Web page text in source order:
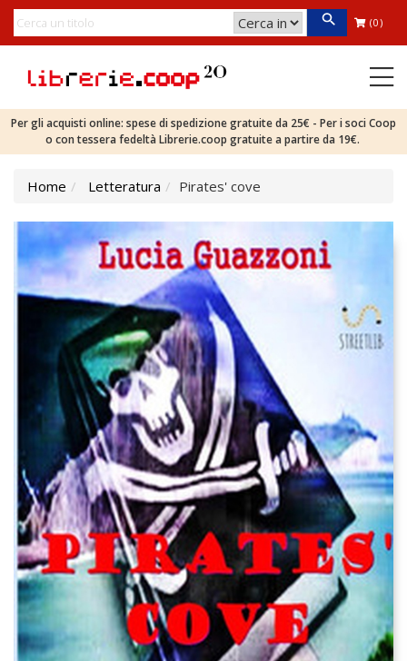
(0)
Per gli acquisti online: spese di spedizione gratuite da 25€ - Per i soci Coop
o con tessera fedeltà Librerie.coop gratuite a partire da 19€.
Home Letteratura Pirates' cove